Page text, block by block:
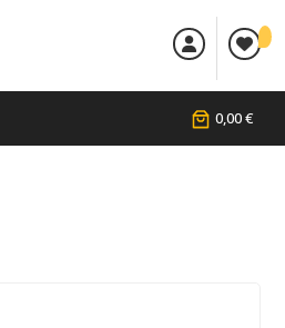
 
0,00 €